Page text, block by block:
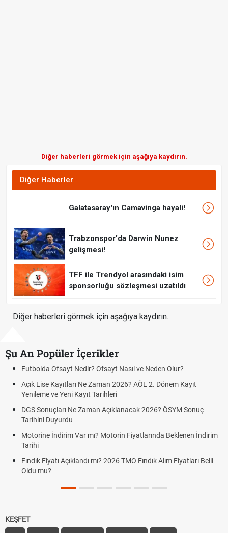
Diğer haberleri görmek için aşağıya kaydırın.
Diğer Haberler
Galatasaray'ın Camavinga hayali!
Trabzonspor'da Darwin Nunez
gelişmesi!
TFF ile Trendyol arasındaki isim
sponsorluğu sözleşmesi uzatıldı
Diğer haberleri görmek için aşağıya kaydırın.
Şu An Popüler İçerikler
Nedir? Ofsayt Nasıl ve Neden Olur?
Ne Zaman 2026? AÖL 2. Dönem Kayıt
Yeni Kayıt Tarihleri
Ne Zaman Açıklanacak 2026? ÖSYM Sonuç
Var mı? Motorin Fiyatlarında Beklenen İndirim
Açıklandı mı? 2026 TMO Fındık Alım Fiyatları Belli
Fenerbahçe
Graz link
KEŞFET